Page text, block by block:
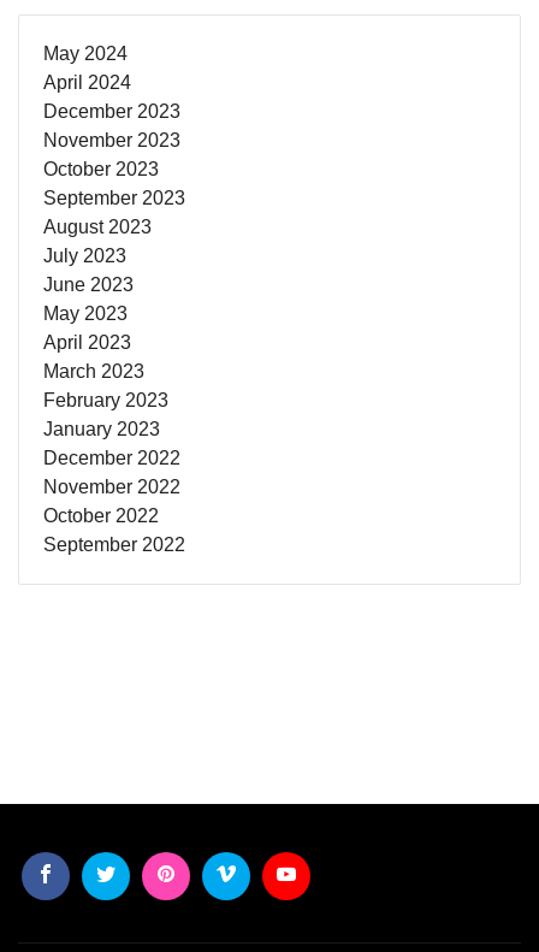
May 2024
April 2024
December 2023
November 2023
October 2023
September 2023
August 2023
July 2023
June 2023
May 2023
April 2023
March 2023
February 2023
January 2023
December 2022
November 2022
October 2022
September 2022